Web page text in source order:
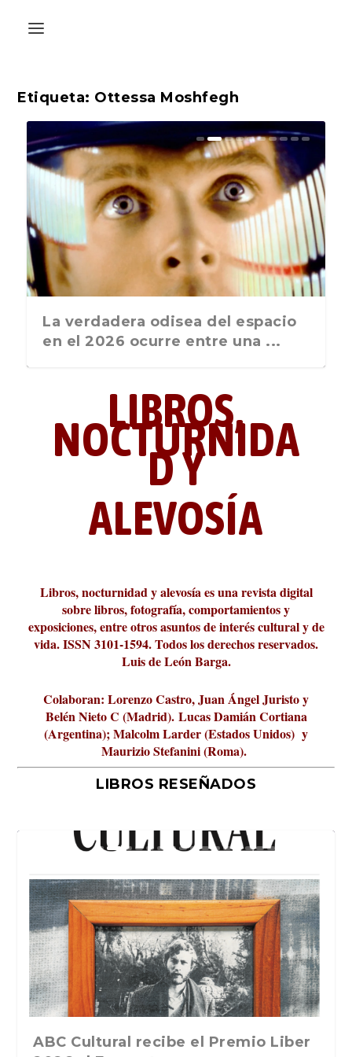
Etiqueta: Ottessa Moshfegh
La última postal de la temporada
nos recuerda que nos vamos ...
La verdadera odisea del espacio
en el 2026 ocurre entre una ...
Liber 2026 al Fomento de la Le...
Revista Cultural Turia, númer...
10.000 pasos al día? Lo que d...
paisajística del mar de Sicil...
París
metafísicos de la novela ne...
LIBROS,
NOCTURNIDA
D Y
ALEVOSÍA
Libros, nocturnidad y alevosía es una revista digital
sobre libros, fotografía, comportamientos y
exposiciones, entre otros asuntos de interés cultural y de
vida. ISSN 3101-1594. Todos los derechos reservados.
Luis de León Barga.
Colaboran: Lorenzo Castro, Juan Ángel Juristo y
Belén Nieto C (Madrid). Lucas Damián Cortiana
(Argentina); Malcolm Larder (Estados Unidos) y
Maurizio Stefanini (Roma).
LIBROS RESEÑADOS
La verdadera odisea del espacio en
ABC Cultural recibe el Premio Liber
La cultura de la transgresión.